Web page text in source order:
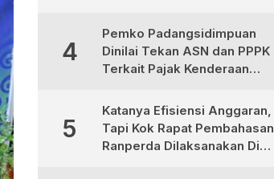
Pembunuhan, Pelaku
Berhasil di Bekuk Polisi
4
Pemko Padangsidimpuan
Dinilai Tekan ASN dan PPPK
Terkait Pajak Kenderaan
5
Katanya Efisiensi Anggaran,
Tapi Kok Rapat Pembahasan
Ranperda Dilaksanakan Di